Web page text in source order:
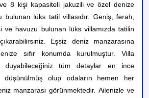
8 kişi kapasiteli jakuzili ve özel denize
bulunan lüks tatil villasıdır. Geniş, ferah,
ve havuzu bulunan lüks villamızda tatilin
Eşsiz deniz manzarasına
sıfır konumda kurulmuştur. Villa
duyabileceğiniz tüm detaylar en ince
düşünülmüş olup odaların hemen her
manzarası görünmektedir.Ailenizle ve